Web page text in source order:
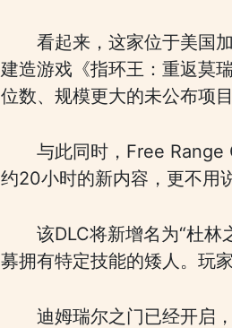
看起来，这家位于美国
建造游戏《指环王：重返莫
位数、规模更大的未公布项目
与此同时，Free Range
约20小时的新内容，更不用
该DLC将新增名为“杜
募拥有特定技能的矮人。玩
迪姆瑞尔之门已经开启